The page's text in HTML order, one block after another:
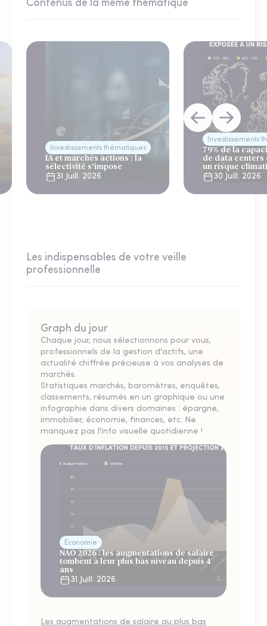
Contenus de la même thématique
Investissements thématiques
IA et marchés actions : la
sélectivité s’impose
31 Juill. 2026
Investissements
79% de la
de data centers
un risque
30 Juill. 2026
Les indispensables de votre veille
professionnelle
Graph du jour
Chaque jour, nous sélectionnons pour vous,
professionnels de la gestion d'actifs, une
actualité chiffrée précieuse à vos analyses de
marchés.
Statistiques marchés, baromètres, enquêtes,
classements, résumés en un graphique ou une
infographie dans divers domaines : épargne,
immobilier, économie, finances, etc. Ne
manquez pas l'info visuelle quotidienne !
Économie
NAO 2026 : les augmentations de salaire
tombent à leur plus bas niveau depuis 4
ans
31 Juill. 2026
Les augmentations de salaire au plus bas